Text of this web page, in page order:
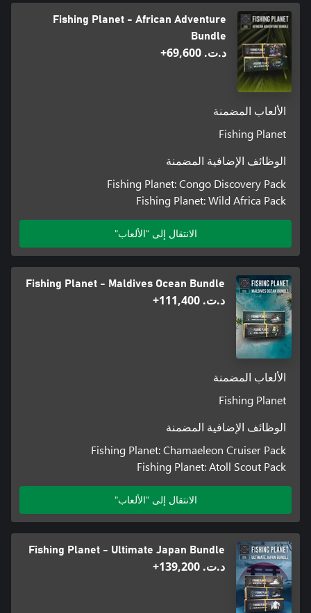
Fishing Planet - African Adventure
Bundle
د.ت.‏ 69,600+
الألعاب المضمنة
Fishing Planet
الوظائف الإضافية المضمنة
Fishing Planet: Congo Discovery Pack
Fishing Planet: Wild Africa Pack
الانتقال إلى "الألعاب"
Fishing Planet - Maldives Ocean Bundle
د.ت.‏ 111,400+
الألعاب المضمنة
Fishing Planet
الوظائف الإضافية المضمنة
Fishing Planet: Chamaeleon Cruiser Pack
Fishing Planet: Atoll Scout Pack
الانتقال إلى "الألعاب"
Fishing Planet - Ultimate Japan Bundle
د.ت.‏ 139,200+